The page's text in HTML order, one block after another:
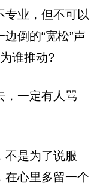
专业，但不可以
倒的“宽松”声
谁推动?
，一定有人骂
不是为了说服
在心里多留一个